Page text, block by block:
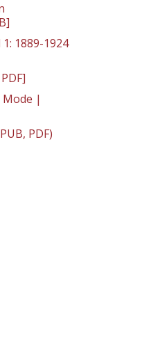
1889-1924
Mode |
PDF)